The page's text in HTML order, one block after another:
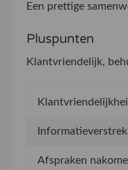
Een prettige
Pluspunten
Klantvriendelijk,
Afspraken